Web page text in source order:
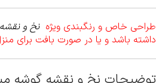
طراحی خاص و رنگبندی ویژه نخ و
داشته باشد و یا در صورت بافت برای